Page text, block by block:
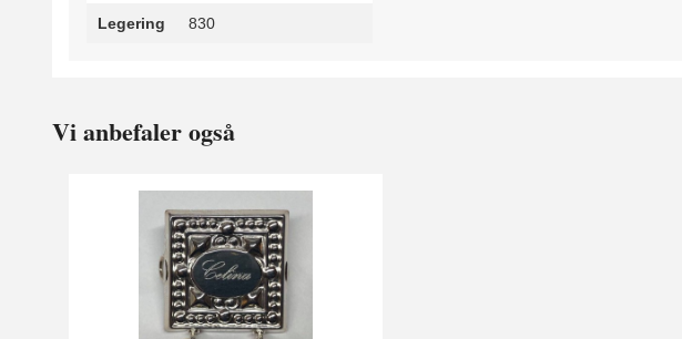
Legering 830
Vi anbefaler også